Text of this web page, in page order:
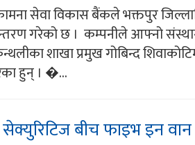
सेवा विकास बैंकले भक्तपुर
गरेको छ । कम्पनीले आफ्नो
शाखा प्रमुख गोबिन्द
हुन् । �...
बीच फाइभ इन